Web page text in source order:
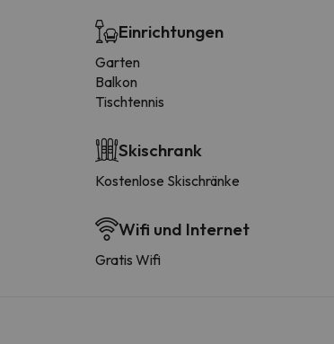
Einrichtungen
Garten
Balkon
Tischtennis
Skischrank
Kostenlose Skischränke
Wifi und Internet
Gratis Wifi